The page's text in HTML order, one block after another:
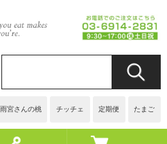
雨宮さんの桃 チッチェ 定期便 たまご